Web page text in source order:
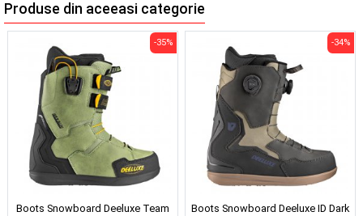
Produse din aceeasi categorie
Boots Snowboard Deeluxe Team
-35%
Boots Snowboard Deeluxe ID Dark
-34%